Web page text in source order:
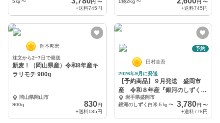
円 〜
+送料745円
円 〜
+送料745円
岡本邦宏
注文から2~7日で発送
新麦！（岡山県産）令和8年産キ
ラリモチ 900g
岡山県岡山市
900g
830円
+送料185円
予約
田村圭吾
2026年9月に発送
【予約商品】９月発送 盛岡市
産 令和８年産『銀河のしずく』
白米５〜１０㎏
岩手県盛岡市
銀河のしずく白米５㎏ 〜 3,780円 〜
+送料778円